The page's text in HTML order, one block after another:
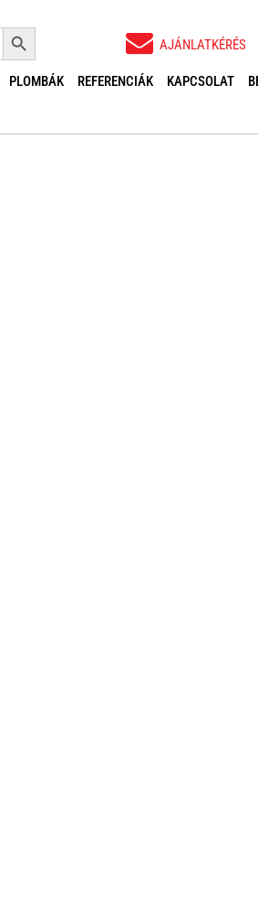
Search Button
AJÁNLATKÉRÉS
PLOMBÁK REFERENCIÁK KAPCSOLAT